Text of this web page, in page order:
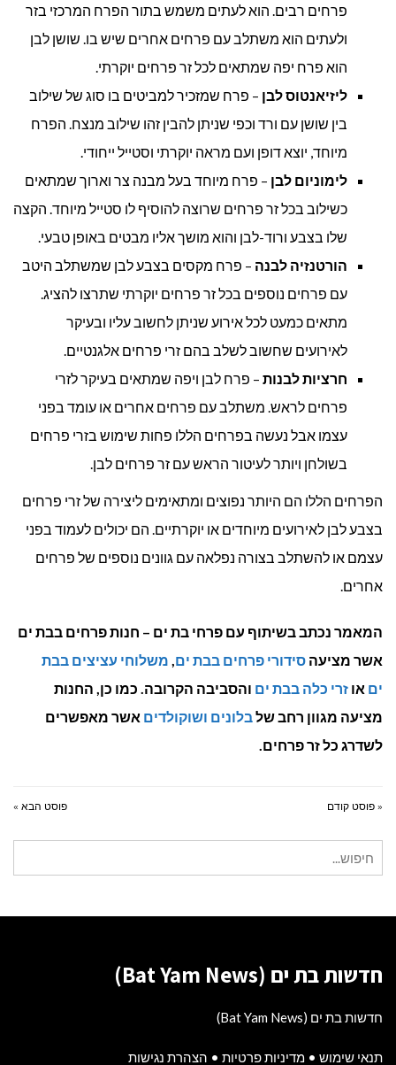
פרחים רבים. הוא לעתים משמש בתור הפרח המרכזי בזר
ולעתים הוא משתלב עם פרחים אחרים שיש בו. שושן לבן
הוא פרח יפה שמתאים לכל זר פרחים יוקרתי.
ליזיאנטוס לבן – פרח שמזכיר למביטים בו סוג של שילוב
בין שושן עם ורד וכפי שניתן להבין זהו שילוב מנצח. הפרח
מיוחד, יוצא דופן ועם מראה יוקרתי וסטייל ייחודי.
לימוניום לבן – פרח מיוחד בעל מבנה צר וארוך שמתאים
כשילוב בכל זר פרחים שרוצה להוסיף לו סטייל מיוחד. הקצה
שלו בצבע ורוד-לבן והוא מושך אליו מבטים באופן טבעי.
הורטנזיה לבנה – פרח מקסים בצבע לבן שמשתלב היטב
עם פרחים נוספים בכל זר פרחים יוקרתי שתרצו להציג.
מתאים כמעט לכל אירוע שניתן לחשוב עליו ובעיקר
לאירועים שחשוב לשלב בהם זרי פרחים אלגנטיים.
חרציות לבנות – פרח לבן ויפה שמתאים בעיקר לזרי
פרחים לראש. משתלב עם פרחים אחרים או עומד בפני
עצמו אבל נעשה בפרחים הללו פחות שימוש בזרי פרחים
בשולחן ויותר לעיטור הראש עם זר פרחים לבן.
הפרחים הללו הם היותר נפוצים ומתאימים ליצירה של זרי פרחים
בצבע לבן לאירועים מיוחדים או יוקרתיים. הם יכולים לעמוד בפני
עצמם או להשתלב בצורה נפלאה עם גוונים נוספים של פרחים
אחרים.
המאמר נכתב בשיתוף עם פרחי בת ים – חנות פרחים בבת ים
אשר מציעה סידורי פרחים בבת ים, משלוחי עציצים בבת
ים או זרי כלה בבת ים והסביבה הקרובה. כמו כן, החנות
מציעה מגוון רחב שלבלונים ושוקולדים אשר מאפשרים
לשדרג כל זר פרחים.
« פוסט קודם פוסט הבא »
עבור:
חדשות בת ים (Bat Yam News)
חדשות בת ים (Bat Yam News)
תנאי שימוש • מדיניות פרטיות • הצהרת נגישות